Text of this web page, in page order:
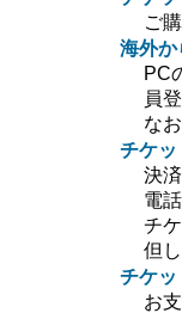
ご
海外か
PC
員
な
チケッ
決
電
チ
但
チケッ
お